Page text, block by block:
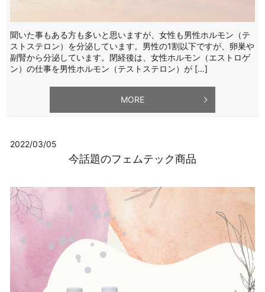
聞いた事もある方も多いと思いますが、女性も男性ホルモン（テ
ストステロン）を分泌しています。男性の1割以下ですが、卵巣や
副腎から分泌しています。閉経後は、女性ホルモン（エストロゲ
ン）の仕事を男性ホルモン（テストステロン）が […]
MORE
2022/03/05
今話題のフェムテック商品